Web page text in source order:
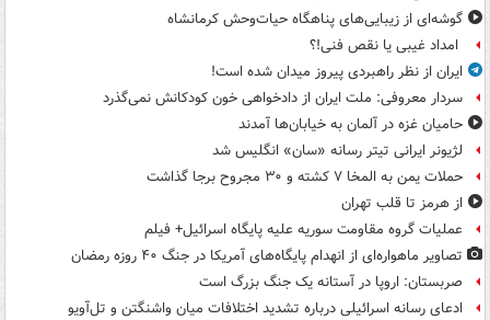
گوشه‌ای از زیبایی‌های پناهگاه‌ حیات‌وحش کرمانشاه
امداد غیبی یا نقص فنی!؟
ایران از نظر راهبردی پیروز میدان شده است!
سردار معروفی: ملت ایران از دادخواهی خون کودکانش نمی‌گذرد
حامیان غزه در آلمان به خیابان‌ها آمدند
لژیونر ایرانی تیتر رسانه «سان» انگلیس شد
حملات یمن به المخا ۷ کشته و ۳۰ مجروح برجا گذاشت
از هرمز تا قلب تهران
عملیات گروه مقاومت سوریه علیه پایگاه اسرائیل+ فیلم
تصاویر ماهواره‌ای از انهدام پایگاه‌های آمریکا در جنگ ۴۰ روزه رمضان
صربستان: اروپا در آستانه یک جنگ بزرگ است
ادعای رسانه اسرائیلی درباره تشدید اختلافات میان واشنگتن و تل‌آویو